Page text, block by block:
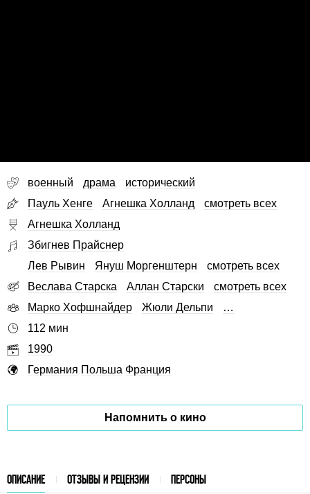
военный драма
исторический
Пауль Хенге
Агнешка Холланд
смотреть всех
Агнешка Холланд
Збигнев Прайснер
Лев Рывин
Януш Моргенштерн
смотреть всех
Веслава Старска
Аллан Старски
смотреть всех
Марко Хофшнайдер
Жюли Дельпи
…
112 мин
1990
Германия Польша Франция
Напомнить о кино
ОПИСАНИЕ ОТЗЫВЫ И РЕЦЕНЗИИ ПЕРСОНЫ